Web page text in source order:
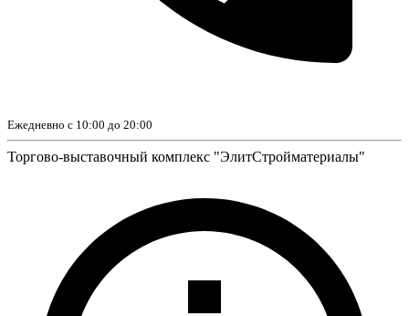
Ежедневно с 10:00 до 20:00
Торгово-выставочный комплекс "ЭлитСтройматериалы"